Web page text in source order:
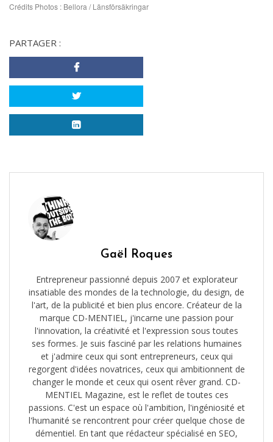
Crédits Photos : Bellora / Länsförsäkringar
PARTAGER :
Gaël Roques
Entrepreneur passionné depuis 2007 et explorateur
insatiable des mondes de la technologie, du design, de
l'art, de la publicité et bien plus encore. Créateur de la
marque CD-MENTIEL, j'incarne une passion pour
l'innovation, la créativité et l'expression sous toutes
ses formes. Je suis fasciné par les relations humaines
et j'admire ceux qui sont entrepreneurs, ceux qui
regorgent d'idées novatrices, ceux qui ambitionnent de
changer le monde et ceux qui osent rêver grand. CD-
MENTIEL Magazine, est le reflet de toutes ces
passions. C'est un espace où l'ambition, l'ingéniosité et
l'humanité se rencontrent pour créer quelque chose de
démentiel. En tant que rédacteur spécialisé en SEO,